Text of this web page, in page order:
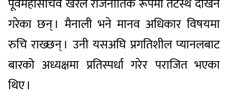
गरेका छन् । मैनाली भने मानव अधिकार विषयमा
रुचि राख्छन् । उनी यसअघि प्रगतिशील प्यानलबाट
बारको अध्यक्षमा प्रतिस्पर्धा गरेर पराजित भएका
थिए ।